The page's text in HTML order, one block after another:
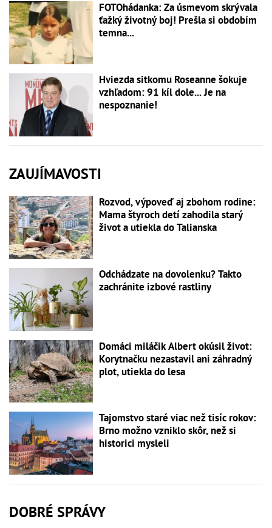
FOTOhádanka: Za úsmevom skrývala
ťažký životný boj! Prešla si obdobím
temna...
Hviezda sitkomu Roseanne šokuje
vzhľadom: 91 kíl dole... Je na
nespoznanie!
ZAUJÍMAVOSTI
Rozvod, výpoveď aj zbohom rodine:
Mama štyroch detí zahodila starý
život a utiekla do Talianska
Odchádzate na dovolenku? Takto
zachránite izbové rastliny
Domáci miláčik Albert okúsil život:
Korytnačku nezastavil ani záhradný
plot, utiekla do lesa
Tajomstvo staré viac než tisíc rokov:
Brno možno vzniklo skôr, než si
historici mysleli
DOBRÉ SPRÁVY